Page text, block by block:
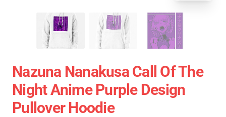
Nazuna Nanakusa Call Of The
Night Anime Purple Design
Pullover Hoodie